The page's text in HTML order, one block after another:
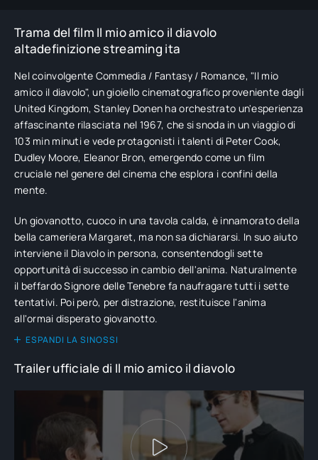
Trama del film Il mio amico il diavolo
altadefinizione streaming ita
Nel coinvolgente Commedia / Fantasy / Romance, "Il mio
amico il diavolo", un gioiello cinematografico proveniente dagli
United Kingdom, Stanley Donen ha orchestrato un'esperienza
affascinante rilasciata nel 1967, che si snoda in un viaggio di
103 min minuti e vede protagonisti i talenti di Peter Cook,
Dudley Moore, Eleanor Bron, emergendo come un film
cruciale nel genere del cinema che esplora i confini della
mente.
Un giovanotto, cuoco in una tavola calda, è innamorato della
bella cameriera Margaret, ma non sa dichiararsi. In suo aiuto
interviene il Diavolo in persona, consentendogli sette
opportunità di successo in cambio dell'anima. Naturalmente
il beffardo Signore delle Tenebre fa naufragare tutti i sette
tentativi. Poi però, per distrazione, restituisce l'anima
all'ormai disperato giovanotto.
ESPANDI LA SINOSSI
Trailer ufficiale di Il mio amico il diavolo